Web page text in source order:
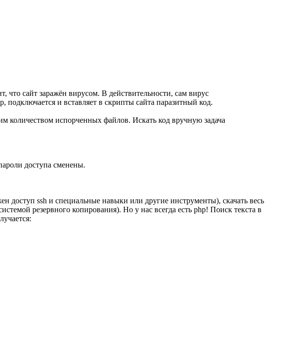
что сайт заражён вирусом. В действительности, сам вирус
и вставляет в скрипты сайта паразитный код.
количеством испорченных файлов. Искать код вручную задача
доступа сменены.
доступ ssh и специальные навыки или другие инструменты), скачать весь
резервного копирования). Но у нас всегда есть php! Поиск текста в